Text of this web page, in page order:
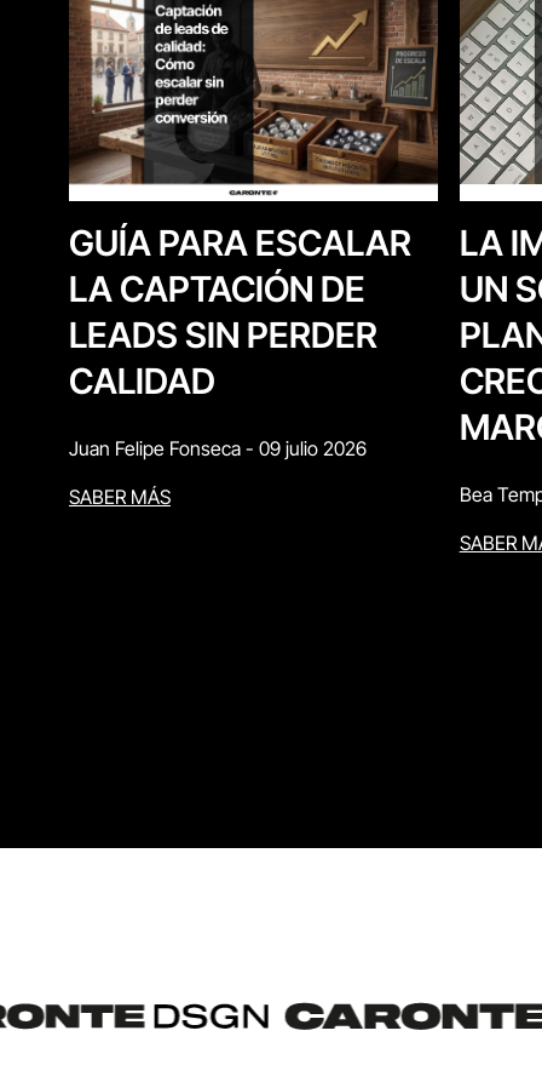
GUÍA PARA ESCALAR
LA CAPTACIÓN DE
LEADS SIN PERDER
CALIDAD
Juan Felipe Fonseca - 09 julio 2026
SABER MÁS
LA
UN
Bea
SABER